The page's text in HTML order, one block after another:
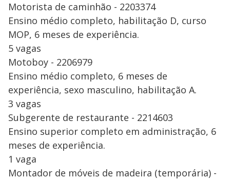
Motorista de caminhão - 2203374
Ensino médio completo, habilitação D, curso
MOP, 6 meses de experiência.
5 vagas
Motoboy - 2206979
Ensino médio completo, 6 meses de
experiência, sexo masculino, habilitação A.
3 vagas
Subgerente de restaurante - 2214603
Ensino superior completo em administração, 6
meses de experiência.
1 vaga
Montador de móveis de madeira (temporária) -